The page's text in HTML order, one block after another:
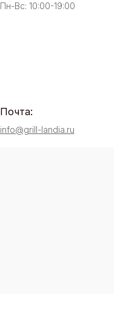
Пн-Вс: 10:00-19:00
Почта:
info@grill-landia.ru